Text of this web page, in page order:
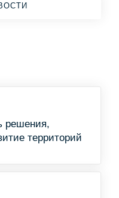
решения,
территорий